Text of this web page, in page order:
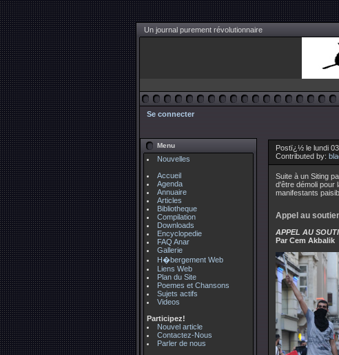
Un journal purement révolutionnaire
Se connecter
Menu
Nouvelles
Accueil
Agenda
Annuaire
Articles
Bibliotheque
Compilation
Downloads
Encyclopedie
FAQ Anar
Gallerie
H�bergement Web
Liens Web
Plan du Site
Poemes et Chansons
Sujets actifs
Videos
Participez!
Nouvel article
Contactez-Nous
Parler de nous
Postï¿½ le lundi
Contributed by:
Suite à un Siting
d'être démoli pour
manifestants
Appel au
APPEL AU
Par Cem Akbalik